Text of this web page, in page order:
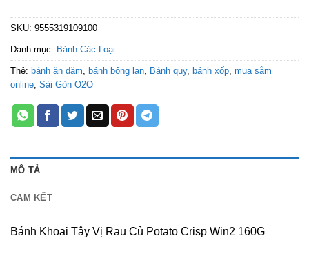
SKU: 9555319109100
Danh mục: Bánh Các Loại
Thẻ: bánh ăn dặm, bánh bông lan, Bánh quy, bánh xốp, mua sắm
online, Sài Gòn O2O
MÔ TẢ
CAM KẾT
Bánh Khoai Tây Vị Rau Củ Potato Crisp Win2 160G